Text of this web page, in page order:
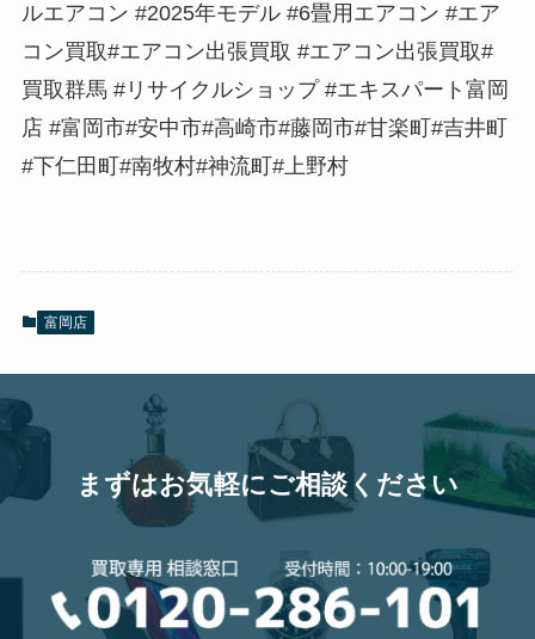
ルエアコン #2025年モデル #6畳用エアコン #エア
コン買取#エアコン出張買取 #エアコン出張買取#
買取群馬 #リサイクルショップ #エキスパート富岡
店 #富岡市#安中市#高崎市#藤岡市#甘楽町#吉井町
#下仁田町#南牧村#神流町#上野村
富岡店
まずはお気軽にご相談ください